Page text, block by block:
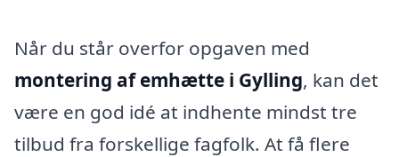
Når du står overfor opgaven med
montering af emhætte i Gylling, kan det
være en god idé at indhente mindst tre
tilbud fra forskellige fagfolk. At få flere